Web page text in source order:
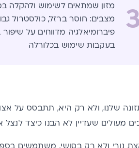
3
מזון שמתאים לשימוש ולהקלה
מצבים: חוסר ברזל, כולסטרול
פיברומיאלגיה מדווחים על
בעקבות שימוש בכלורלה
שלנו, ולא רק היא, תתבסס על
שעדיין לא הבנו כיצד לנצל